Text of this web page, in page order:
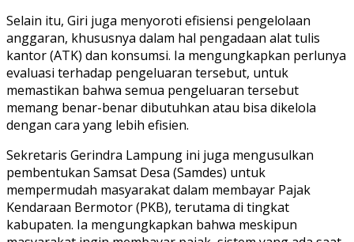
Selain itu, Giri juga menyoroti efisiensi pengelolaan
anggaran, khususnya dalam hal pengadaan alat tulis
kantor (ATK) dan konsumsi. Ia mengungkapkan perlunya
evaluasi terhadap pengeluaran tersebut, untuk
memastikan bahwa semua pengeluaran tersebut
memang benar-benar dibutuhkan atau bisa dikelola
dengan cara yang lebih efisien.
Sekretaris Gerindra Lampung ini juga mengusulkan
pembentukan Samsat Desa (Samdes) untuk
mempermudah masyarakat dalam membayar Pajak
Kendaraan Bermotor (PKB), terutama di tingkat
kabupaten. Ia mengungkapkan bahwa meskipun